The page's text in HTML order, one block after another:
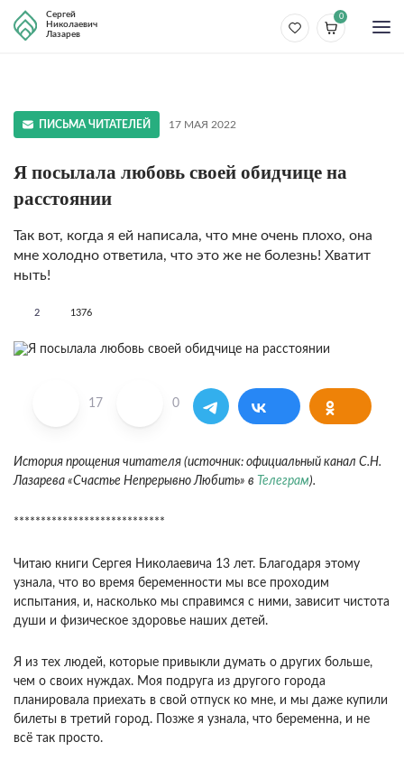
Сергей
Николаевич
Лазарев
0
ПИСЬМА ЧИТАТЕЛЕЙ 17 МАЯ 2022
Я посылала любовь своей обидчице на
расстоянии
Так вот, когда я ей написала, что мне очень плохо, она
мне холодно ответила, что это же не болезнь! Хватит
ныть!
2 1376
17 0
История прощения читателя (источник: официальный канал С.Н.
Лазарева «Счастье Непрерывно Любить» в Телеграм).
****************************
Читаю книги Сергея Николаевича 13 лет. Благодаря этому
узнала, что во время беременности мы все проходим
испытания, и, насколько мы справимся с ними, зависит чистота
души и физическое здоровье наших детей.
Я из тех людей, которые привыкли думать о других больше,
чем о своих нуждах. Моя подруга из другого города
планировала приехать в свой отпуск ко мне, и мы даже купили
билеты в третий город. Позже я узнала, что беременна, и не
всё так просто.